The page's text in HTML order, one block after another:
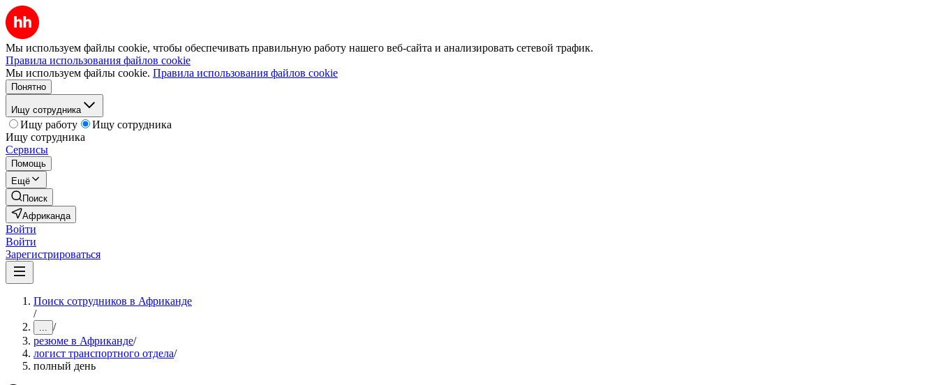
Мы используем файлы cookie, чтобы обеспечивать правильную работу нашего веб-сайта и анализировать сетевой трафик.
Правила использования файлов cookie
Мы используем файлы cookie. Правила использования файлов cookie
Понятно
Ищу сотрудника
Ищу работу
Ищу сотрудника
Ищу сотрудника
Сервисы
Помощь
Ещё
Поиск
Африканда
Войти
Войти
Зарегистрироваться
Поиск сотрудников в Африканде
/
... /
резюме в Африканде/
логист транспортного отдела/
полный день